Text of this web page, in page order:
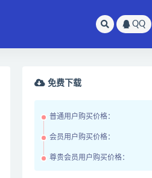
QQ
免费下载
普通用户购买价格：
会员用户购买价格：
尊贵会员用户购买价格：